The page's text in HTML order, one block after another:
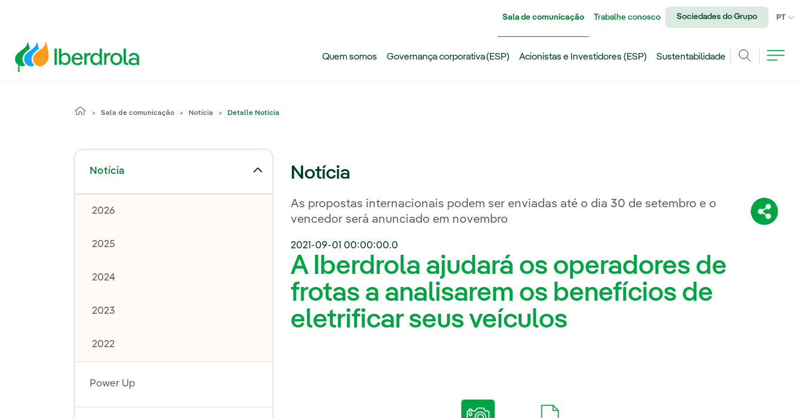
Sala de comunicação Trabalhe conosco Sociedades do Grupo PT
Quem somos Governança corporativa (ESP) Acionistas e Investidores (ESP)
Sustentabilidade
Sala de comunicação Notícia Detalle Notícia
Notícia
Alternar submenu de Notícia
2026
2025
2024
2023
2022
Power Up
Notícia
As propostas internacionais podem ser enviadas até o dia 30 de setembro e o
vencedor será anunciado em novembro
2021-09-01 00:00:00.0
A Iberdrola ajudará os operadores de
frotas a analisarem os benefícios de
eletrificar seus veículos